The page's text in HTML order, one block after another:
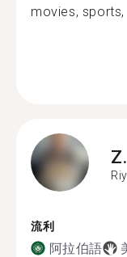
movies,
Z.
流利
阿拉伯語